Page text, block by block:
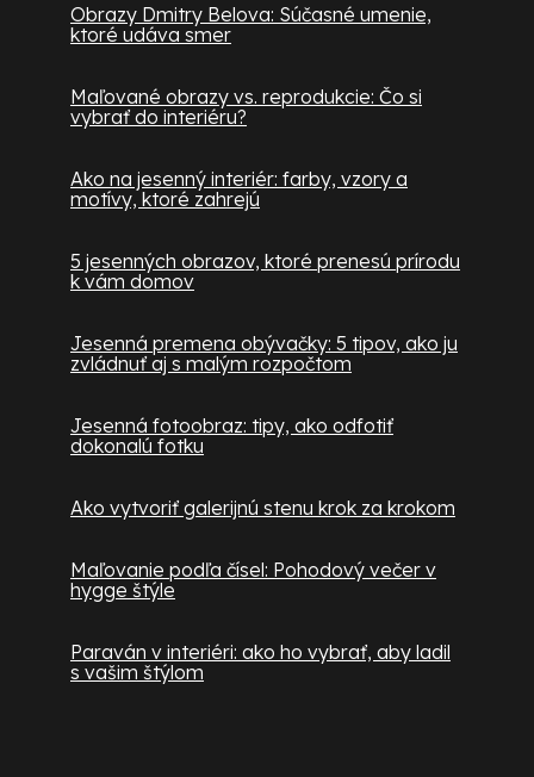
Obrazy Dmitry Belova: Súčasné umenie,
ktoré udáva smer
Maľované obrazy vs. reprodukcie: Čo si
vybrať do interiéru?
Ako na jesenný interiér: farby, vzory a
motívy, ktoré zahrejú
5 jesenných obrazov, ktoré prenesú prírodu
k vám domov
Jesenná premena obývačky: 5 tipov, ako ju
zvládnuť aj s malým rozpočtom
Jesenná fotoobraz: tipy, ako odfotiť
dokonalú fotku
Ako vytvoriť galerijnú stenu krok za krokom
Maľovanie podľa čísel: Pohodový večer v
hygge štýle
Paraván v interiéri: ako ho vybrať, aby ladil
s vašim štýlom